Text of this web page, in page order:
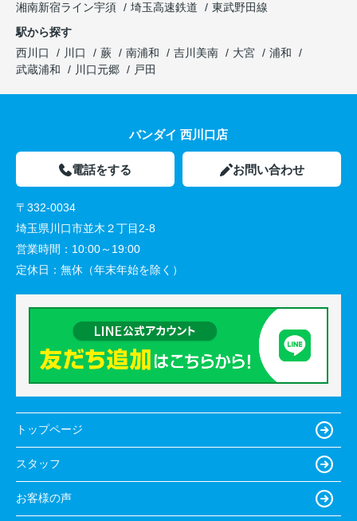
湘南新宿ライン宇須
埼玉高速鉄道
東武野田線
駅から探す
西川口
川口 蕨 南浦和 吉川美南 大宮
浦和
武蔵浦和
川口元郷 戸田
バンダイ 西川口店
電話をする お問い合わせ
〒332-0034
埼玉県川口市並木２丁目2-8
営業時間： 10:00～19:00
定休日： 無休（年末年始を除く）
トップページ
スタッフ
お客様の声